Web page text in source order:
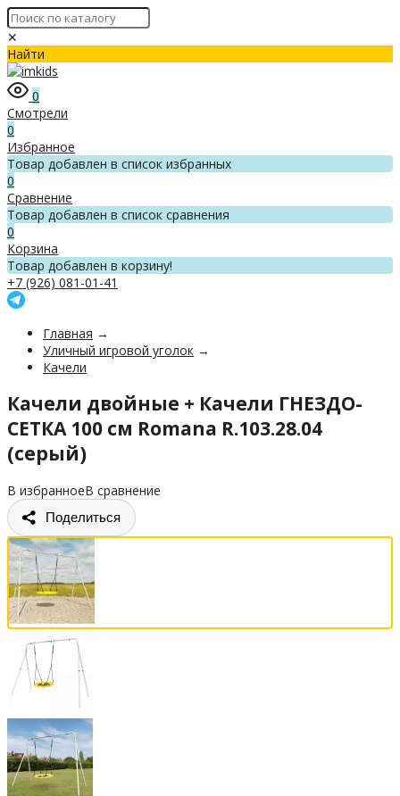
✕
Найти
0
Смотрели
0
Избранное
Товар добавлен в список избранных
0
Сравнение
Товар добавлен в список сравнения
0
Корзина
Товар добавлен в корзину!
+7 (926) 081-01-41
Главная →
Уличный игровой уголок →
Качели
Качели двойные + Качели ГНЕЗДО-
СЕТКА 100 см Romana R.103.28.04
(серый)
В избранноеВ сравнение
Поделиться